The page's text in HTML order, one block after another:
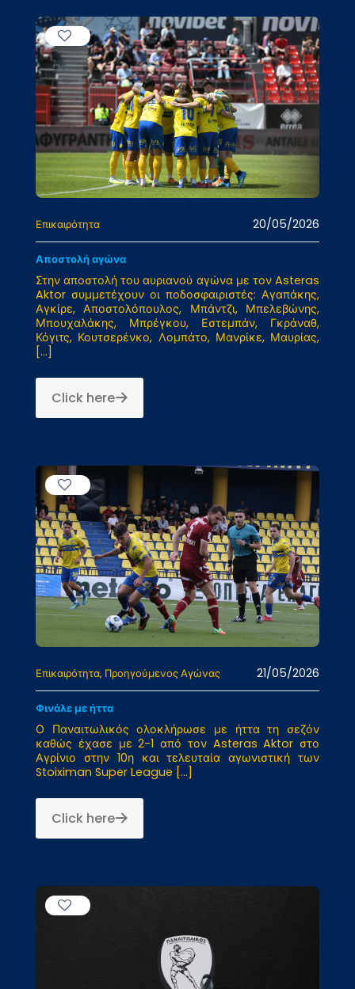
Επικαιρότητα 20/05/2026
Αποστολή αγώνα
Στην αποστολή του αυριανού αγώνα με τον Asteras
Aktor συμμετέχουν οι ποδοσφαιριστές: Αγαπάκης,
Αγκίρε, Αποστολόπουλος, Μπάντζι, Μπελεβώνης,
Μπουχαλάκης, Μπρέγκου, Εστεμπάν, Γκράναθ,
Κόγιτς, Κουτσερένκο, Λομπάτο, Μανρίκε, Μαυρίας,
[…]
Click here
Επικαιρότητα Προηγούμενος Αγώνας 21/05/2026
Φινάλε με ήττα
Ο Παναιτωλικός ολοκλήρωσε με ήττα τη σεζόν
καθώς έχασε με 2-1 από τον Asteras Aktor στο
Αγρίνιο στην 10η και τελευταία αγωνιστική των
Stoiximan Super League […]
Click here